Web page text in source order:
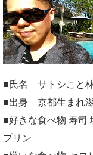
■氏名 サトシこと
■出身 京都生まれ
■好きな食べ物 寿司
プリン